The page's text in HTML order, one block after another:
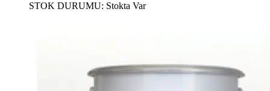
STOK DURUMU: Stokta Var